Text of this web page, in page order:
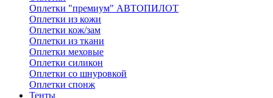
Оплетки "премиум" АВТОПИЛОТ
Оплетки из кожи
Оплетки кож/зам
Оплетки из ткани
Оплетки меховые
Оплетки силикон
Оплетки со шнуровкой
Оплетки спонж
Тенты